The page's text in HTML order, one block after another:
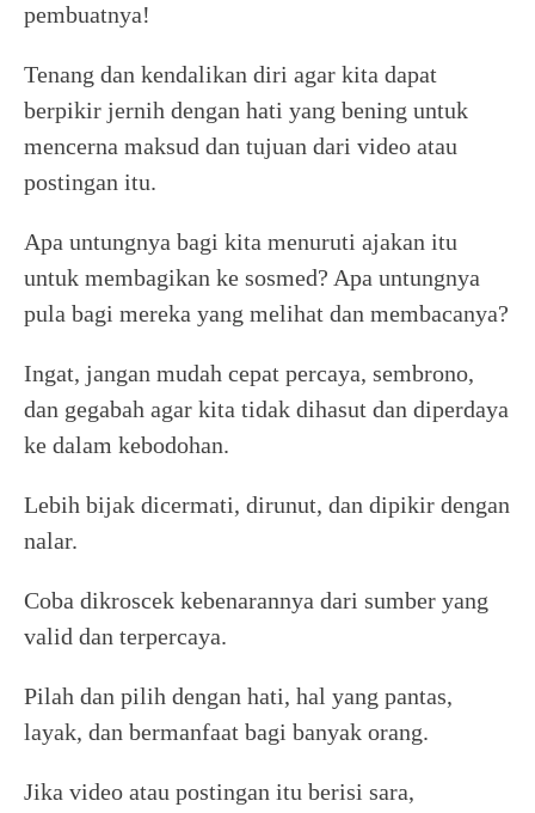
pembuatnya!
Tenang dan kendalikan diri agar kita dapat
berpikir jernih dengan hati yang bening untuk
mencerna maksud dan tujuan dari video atau
postingan itu.
Apa untungnya bagi kita menuruti ajakan itu
untuk membagikan ke sosmed? Apa untungnya
pula bagi mereka yang melihat dan membacanya?
Ingat, jangan mudah cepat percaya, sembrono,
dan gegabah agar kita tidak dihasut dan diperdaya
ke dalam kebodohan.
Lebih bijak dicermati, dirunut, dan dipikir dengan
nalar.
Coba dikroscek kebenarannya dari sumber yang
valid dan terpercaya.
Pilah dan pilih dengan hati, hal yang pantas,
layak, dan bermanfaat bagi banyak orang.
Jika video atau postingan itu berisi sara,